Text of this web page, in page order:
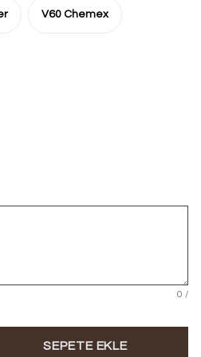
V60 Chemex
0 /
SEPETE EKLE